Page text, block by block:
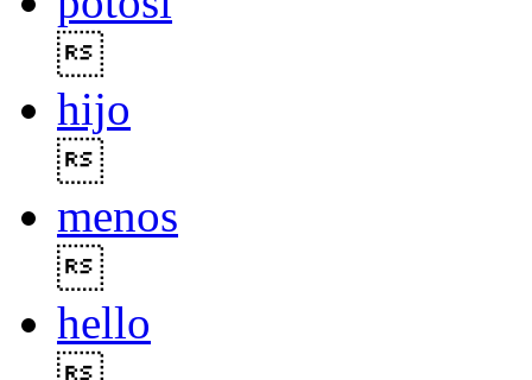
hijo
menos
hello